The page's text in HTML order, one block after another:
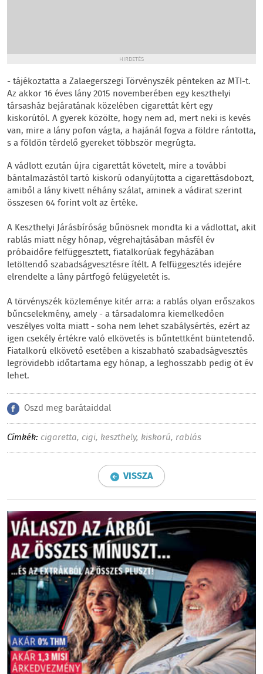
HIRDETÉS
- tájékoztatta a Zalaegerszegi Törvényszék pénteken az MTI-t.
Az akkor 16 éves lány 2015 novemberében egy keszthelyi
társasház bejáratának közelében cigarettát kért egy
kiskorútól. A gyerek közölte, hogy nem ad, mert neki is kevés
van, mire a lány pofon vágta, a hajánál fogva a földre rántotta,
s a földön térdelő gyereket többször megrúgta.
A vádlott ezután újra cigarettát követelt, mire a további
bántalmazástól tartó kiskorú odanyújtotta a cigarettásdobozt,
amiből a lány kivett néhány szálat, aminek a vádirat szerint
összesen 64 forint volt az értéke.
A Keszthelyi Járásbíróság bűnösnek mondta ki a vádlottat, akit
rablás miatt négy hónap, végrehajtásában másfél év
próbaidőre felfüggesztett, fiatalkorúak fegyházában
letöltendő szabadságvesztésre ítélt. A felfüggesztés idejére
elrendelte a lány pártfogó felügyeletét is.
A törvényszék közleménye kitér arra: a rablás olyan erőszakos
bűncselekmény, amely - a társadalomra kiemelkedően
veszélyes volta miatt - soha nem lehet szabálysértés, ezért az
igen csekély értékre való elkövetés is bűntettként büntetendő.
Fiatalkorú elkövető esetében a kiszabható szabadságvesztés
legrövidebb időtartama egy hónap, a leghosszabb pedig öt év
lehet.
Oszd meg barátaiddal
Címkék: cigaretta, cigi, keszthely, kiskorú, rablás
VISSZA